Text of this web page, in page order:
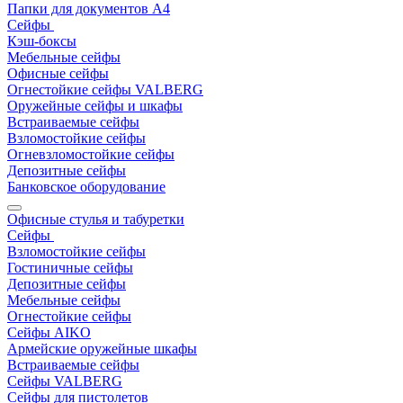
Папки для документов A4
Сейфы
Кэш-боксы
Мебельные сейфы
Офисные сейфы
Огнестойкие сейфы VALBERG
Оружейные сейфы и шкафы
Встраиваемые сейфы
Взломостойкие сейфы
Огневзломостойкие сейфы
Депозитные сейфы
Банковское оборудование
Офисные стулья и табуретки
Сейфы
Взломостойкие сейфы
Гостиничные сейфы
Депозитные сейфы
Мебельные сейфы
Огнестойкие сейфы
Сейфы AIKO
Армейские оружейные шкафы
Встраиваемые сейфы
Сейфы VALBERG
Сейфы для пистолетов